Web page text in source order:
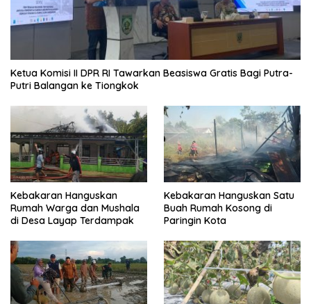
Ketua Komisi II DPR RI Tawarkan Beasiswa Gratis Bagi Putra-
Putri Balangan ke Tiongkok
Kebakaran Hanguskan
Rumah Warga dan Mushala
di Desa Layap Terdampak
Kebakaran Hanguskan Satu
Buah Rumah Kosong di
Paringin Kota